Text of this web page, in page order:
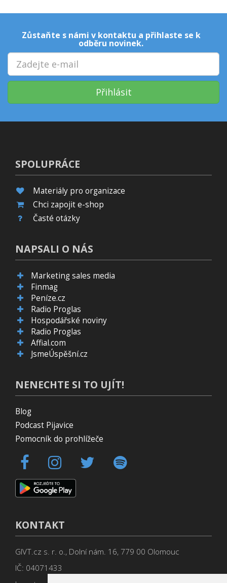
Zůstaňte s námi v kontaktu a přihlaste se k
odběru novinek.
Přihlásit
SPOLUPRÁCE
Materiály pro organizace
Chci zapojit e-shop
Časté otázky
NAPSALI O NÁS
Marketing sales media
Finmag
Peníze.cz
Radio Proglas
Hospodářské noviny
Radio Proglas
Affial.com
JsmeÚspěšní.cz
NENECHTE SI TO UJÍT!
Blog
Podcast Pijavice
Pomocník do prohlížeče
KONTAKT
GIVT.cz s. r. o., Dolní nám. 16, 779 00 Olomouc
IČ: 04071433